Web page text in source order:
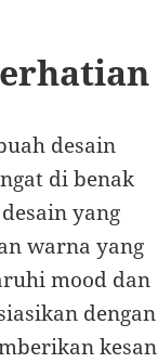
desain
di benak
yang
warna yang
mood dan
dengan
kesan